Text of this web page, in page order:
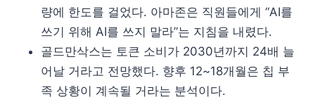
량에 한도를 걸었다. 아마존은 직원들에게 “AI를
쓰기 위해 AI를 쓰지 말라”는 지침을 내렸다.
골드만삭스는 토큰 소비가 2030년까지 24배 늘
어날 거라고 전망했다. 향후 12~18개월은 칩 부
족 상황이 계속될 거라는 분석이다.